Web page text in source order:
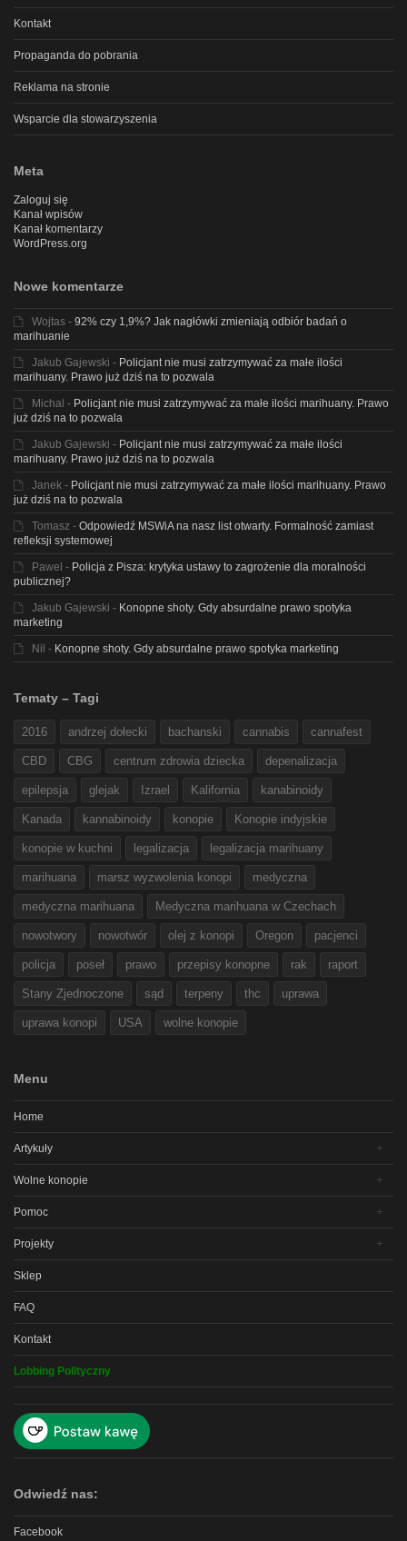
Kontakt
Propaganda do pobrania
Reklama na stronie
Wsparcie dla stowarzyszenia
Meta
Zaloguj się
Kanał wpisów
Kanał komentarzy
WordPress.org
Nowe komentarze
Wojtas - 92% czy 1,9%? Jak nagłówki zmieniają odbiór badań o
marihuanie
Jakub Gajewski - Policjant nie musi zatrzymywać za małe ilości
marihuany. Prawo już dziś na to pozwala
Michal - Policjant nie musi zatrzymywać za małe ilości marihuany. Prawo
już dziś na to pozwala
Jakub Gajewski - Policjant nie musi zatrzymywać za małe ilości
marihuany. Prawo już dziś na to pozwala
Janek - Policjant nie musi zatrzymywać za małe ilości marihuany. Prawo
już dziś na to pozwala
Tomasz - Odpowiedź MSWiA na nasz list otwarty. Formalność zamiast
refleksji systemowej
Pawel - Policja z Pisza: krytyka ustawy to zagrożenie dla moralności
publicznej?
Jakub Gajewski - Konopne shoty. Gdy absurdalne prawo spotyka
marketing
Nil - Konopne shoty. Gdy absurdalne prawo spotyka marketing
Tematy – Tagi
2016 andrzej dołecki bachanski cannabis cannafest
CBD CBG centrum zdrowia dziecka depenalizacja
epilepsja glejak Izrael Kalifornia kanabinoidy
Kanada kannabinoidy konopie Konopie indyjskie
konopie w kuchni legalizacja legalizacja marihuany
marihuana marsz wyzwolenia konopi medyczna
medyczna marihuana Medyczna marihuana w Czechach
nowotwory nowotwór olej z konopi Oregon pacjenci
policja poseł prawo przepisy konopne rak raport
Stany Zjednoczone sąd terpeny thc uprawa
uprawa konopi USA wolne konopie
Menu
Home
Artykuły
Wolne konopie
Pomoc
Projekty
Sklep
FAQ
Kontakt
Lobbing Polityczny
Odwiedź nas:
Facebook